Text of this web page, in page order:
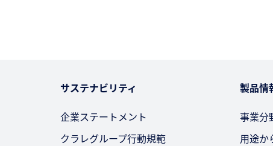
サステナビリティ
企業ステートメント
クラレグループ行動規範
製品情
事業分
用途か